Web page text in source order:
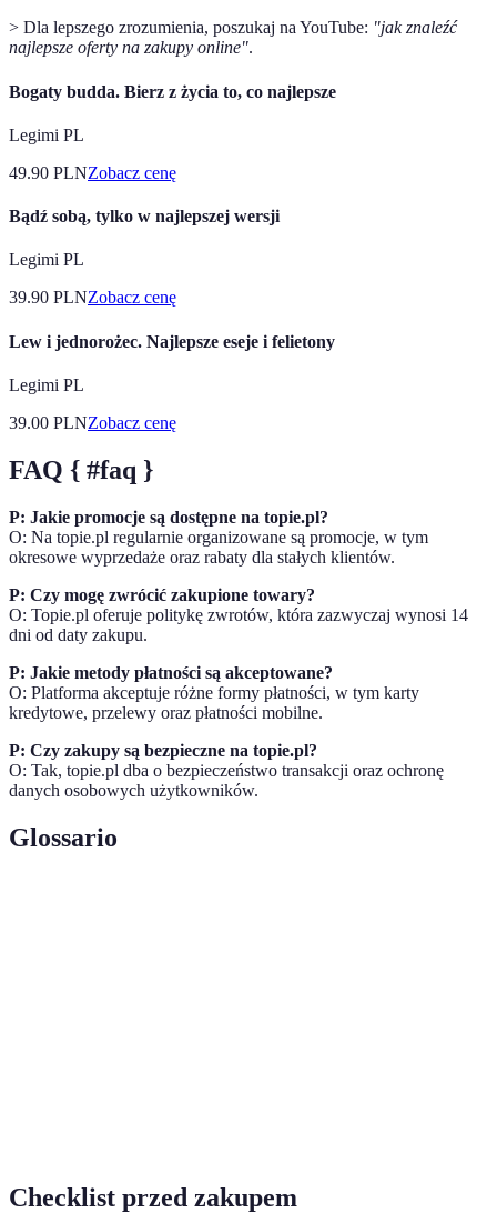
> Dla lepszego zrozumienia, poszukaj na YouTube: "jak znaleźć
najlepsze oferty na zakupy online".
Bogaty budda. Bierz z życia to, co najlepsze
Legimi PL
49.90 PLNZobacz cenę
Bądź sobą, tylko w najlepszej wersji
Legimi PL
39.90 PLNZobacz cenę
Lew i jednorożec. Najlepsze eseje i felietony
Legimi PL
39.00 PLNZobacz cenę
FAQ { #faq }
P: Jakie promocje są dostępne na topie.pl?
O: Na topie.pl regularnie organizowane są promocje, w tym
okresowe wyprzedaże oraz rabaty dla stałych klientów.
P: Czy mogę zwrócić zakupione towary?
O: Topie.pl oferuje politykę zwrotów, która zazwyczaj wynosi 14
dni od daty zakupu.
P: Jakie metody płatności są akceptowane?
O: Platforma akceptuje różne formy płatności, w tym karty
kredytowe, przelewy oraz płatności mobilne.
P: Czy zakupy są bezpieczne na topie.pl?
O: Tak, topie.pl dba o bezpieczeństwo transakcji oraz ochronę
danych osobowych użytkowników.
Glossario
Checklist przed zakupem